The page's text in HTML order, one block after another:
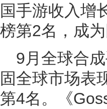
国手游收入增
榜第2名，成
9月全球合
固全球市场表
第4名。《